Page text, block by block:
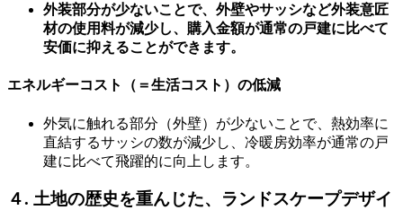
外装部分が少ないことで、外壁やサッシなど外装意匠
材の使用料が減少し、購入金額が通常の戸建に比べて
安価に抑えることができます。
エネルギーコスト（＝生活コスト）の低減
外気に触れる部分（外壁）が少ないことで、熱効率に
直結するサッシの数が減少し、冷暖房効率が通常の戸
建に比べて飛躍的に向上します。
４. 土地の歴史を重んじた、ランドスケープデザイ